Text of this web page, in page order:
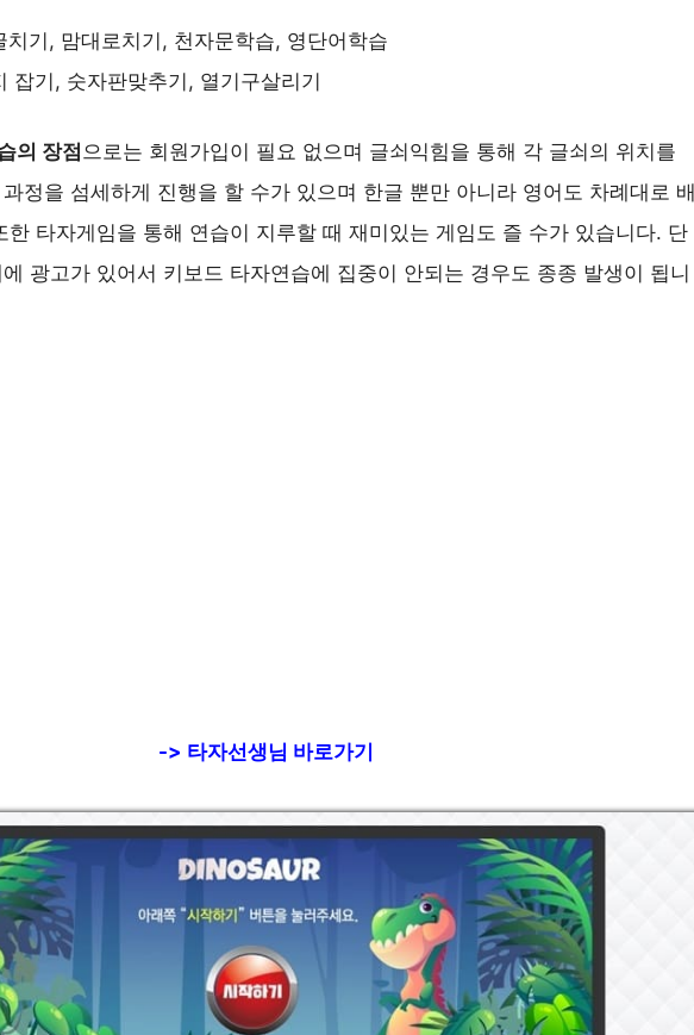
치기, 맘대로치기, 천자문학습, 영단어학습
잡기, 숫자판맞추기, 열기구살리기
의 장점 으로는 회원가입이 필요 없으며 글쇠익힘을 통해 각 글쇠의 위치를
정을 섬세하게 진행을 할 수가 있으며 한글 뿐만 아니라 영어도 차례대로 배
한 타자게임을 통해 연습이 지루할 때 재미있는 게임도 즐 수가 있습니다. 단
광고가 있어서 키보드 타자연습에 집중이 안되는 경우도 종종 발생이 됩니
-> 타자선생님 바로가기